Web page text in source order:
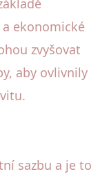
ekonomické
zvyšovat
aby ovlivnily
sazbu a je to